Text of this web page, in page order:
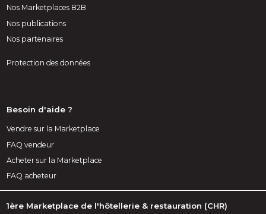
Nos Marketplaces B2B
Nos publications
Nos partenaires
Protection des données
Besoin d'aide ?
Vendre sur la Marketplace
FAQ vendeur
Acheter sur la Marketplace
FAQ acheteur
1ère Marketplace de l'hôtellerie & restauration (CHR)